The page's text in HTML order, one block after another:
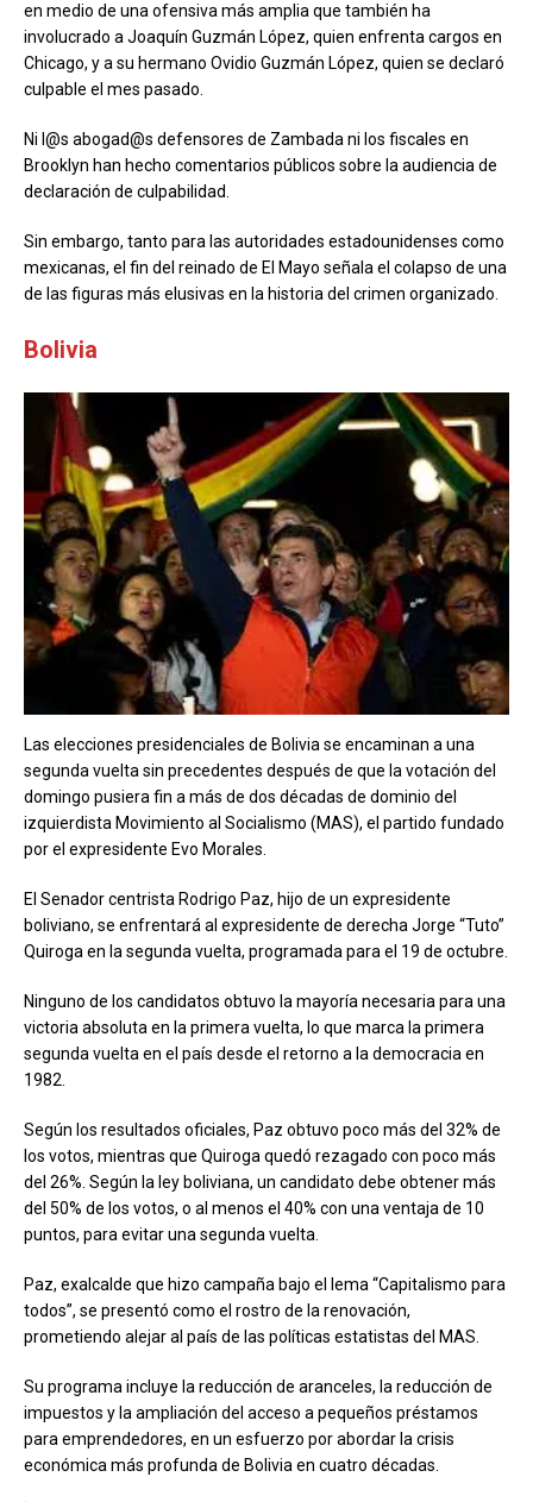
en medio de una ofensiva más amplia que también ha
involucrado a Joaquín Guzmán López, quien enfrenta cargos en
Chicago, y a su hermano Ovidio Guzmán López, quien se declaró
culpable el mes pasado.
Ni l@s abogad@s defensores de Zambada ni los fiscales en
Brooklyn han hecho comentarios públicos sobre la audiencia de
declaración de culpabilidad.
Sin embargo, tanto para las autoridades estadounidenses como
mexicanas, el fin del reinado de El Mayo señala el colapso de una
de las figuras más elusivas en la historia del crimen organizado.
Bolivia
Las elecciones presidenciales de Bolivia se encaminan a una
segunda vuelta sin precedentes después de que la votación del
domingo pusiera fin a más de dos décadas de dominio del
izquierdista Movimiento al Socialismo (MAS), el partido fundado
por el expresidente Evo Morales.
El Senador centrista Rodrigo Paz, hijo de un expresidente
boliviano, se enfrentará al expresidente de derecha Jorge “Tuto”
Quiroga en la segunda vuelta, programada para el 19 de octubre.
Ninguno de los candidatos obtuvo la mayoría necesaria para una
victoria absoluta en la primera vuelta, lo que marca la primera
segunda vuelta en el país desde el retorno a la democracia en
1982.
Según los resultados oficiales, Paz obtuvo poco más del 32% de
los votos, mientras que Quiroga quedó rezagado con poco más
del 26%. Según la ley boliviana, un candidato debe obtener más
del 50% de los votos, o al menos el 40% con una ventaja de 10
puntos, para evitar una segunda vuelta.
Paz, exalcalde que hizo campaña bajo el lema “Capitalismo para
todos”, se presentó como el rostro de la renovación,
prometiendo alejar al país de las políticas estatistas del MAS.
Su programa incluye la reducción de aranceles, la reducción de
impuestos y la ampliación del acceso a pequeños préstamos
para emprendedores, en un esfuerzo por abordar la crisis
económica más profunda de Bolivia en cuatro décadas.